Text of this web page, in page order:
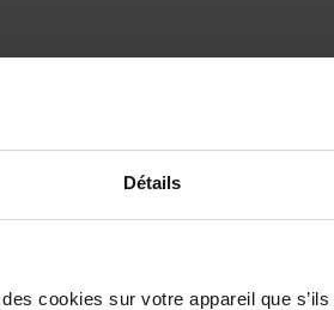
Détails
cookies sur votre appareil que